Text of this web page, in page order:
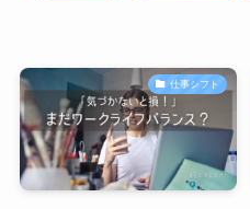
仕事シフト